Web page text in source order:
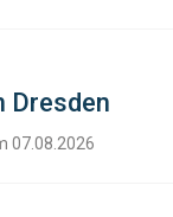
Dresden
07.08.2026